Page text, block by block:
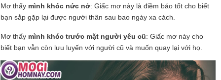
Mơ thấy mình khóc nức nở: Giấc mơ này là điềm báo tốt cho biết
bạn sắp gặp lại được người thân sau bao ngày xa cách.
Mơ thấy mình khóc trước mặt người yêu cũ: Giấc mơ này cho
biết bạn vẫn còn lưu luyến với người cũ và muốn quay lại với họ.